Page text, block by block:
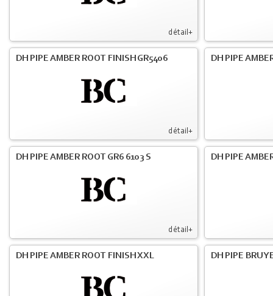
détail+
détail+
DH PIPE AMBER ROOT FINISH GR5406 DH PIPE
détail+
DH PIPE AMBER ROOT GR6 6103 S DH PIPE
DH PIPE AMBER ROOT FINISH XXL DH PIPE